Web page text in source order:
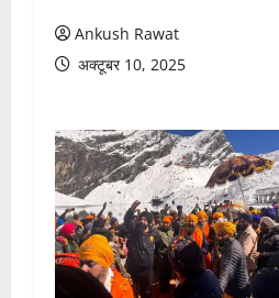
Ankush Rawat
अक्टूबर 10, 2025